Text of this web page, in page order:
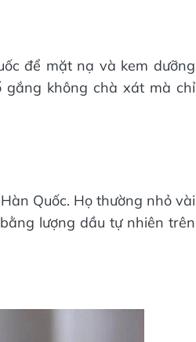
để mặt nạ và kem dưỡng
gắng không chà xát mà chỉ
Quốc. Họ thường nhỏ vài
lượng dầu tự nhiên trên